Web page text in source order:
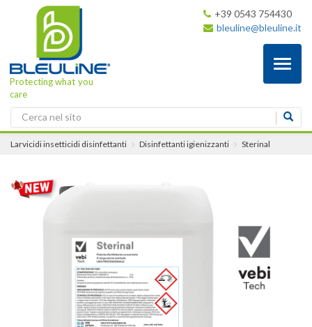
Protecting what you
care
+39 0543 754430
bleuline@bleuline.it
Larvicidi insetticidi disinfettanti Disinfettanti igienizzanti Sterinal